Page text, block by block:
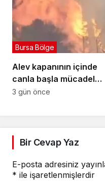
Alev kapanının içinde
canla başla mücadele
ettiler:
Bursa Bölge
3 gün önce
Bir Cevap Yaz
E-posta adresiniz
* ile işaretlenmişlerdir